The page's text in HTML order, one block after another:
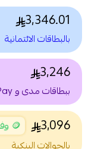
3,346.01
بالبطاقات الائتمانية
3,246
ببطاقات مدى و STC Pay
3,096 🪙 وفر 250
بالحوالات البنكية